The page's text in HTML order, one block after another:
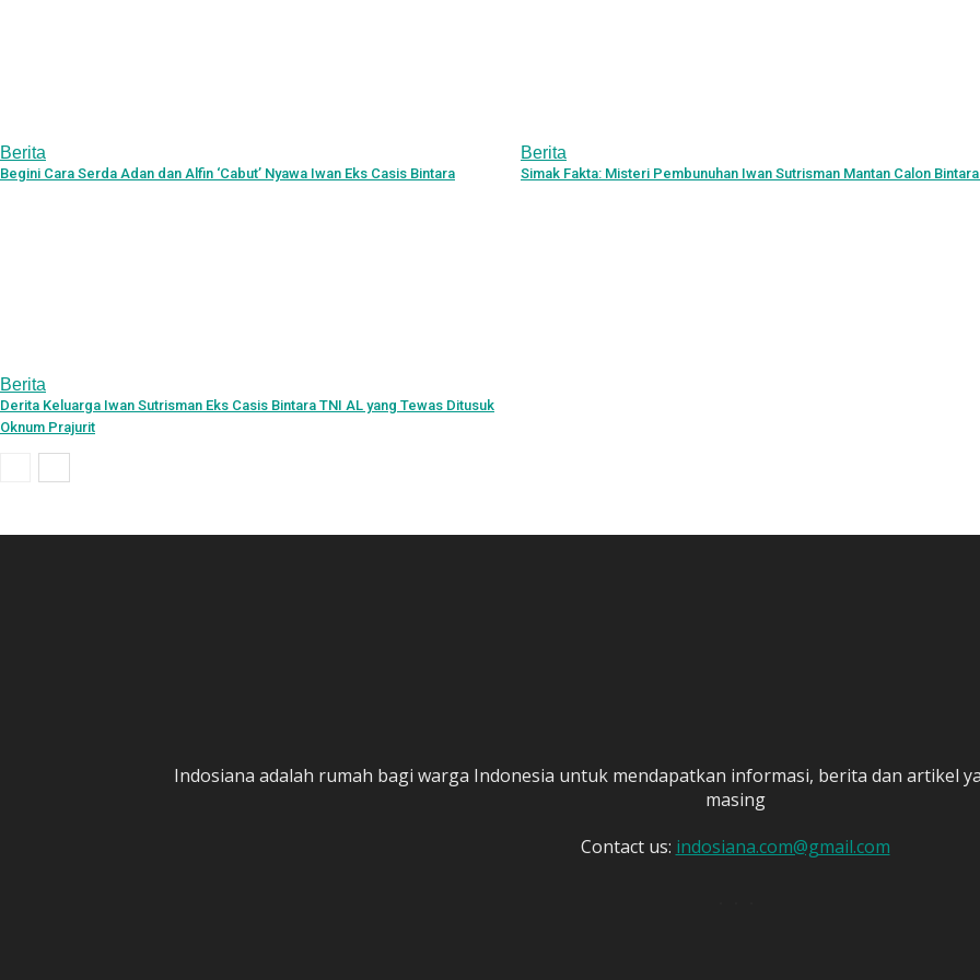
Berita
Begini Cara Serda Adan dan Alfin ‘Cabut’ Nyawa Iwan Eks Casis Bintara
Berita
Simak Fakta: Misteri Pembunuhan Iwan Sutrisman Mantan Calon
Berita
Derita Keluarga Iwan Sutrisman Eks Casis Bintara TNI AL yang Tewas Ditusuk
Oknum Prajurit
Indosiana adalah rumah bagi warga Indonesia untuk mendapatkan informasi, berita dan artikel
masing
Contact us: indosiana.com@gmail.com